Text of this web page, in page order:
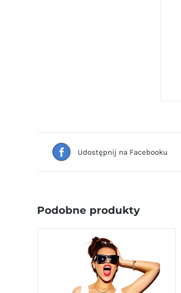
Udostępnij na Facebooku
Podobne produkty